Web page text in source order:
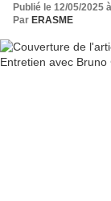
Publié le 12/05/2025
Par ERASME